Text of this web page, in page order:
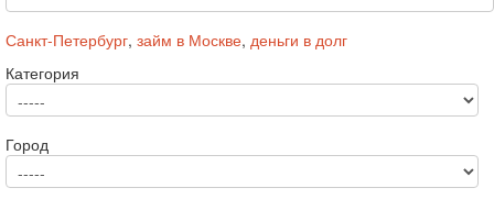
Санкт-Петербург, займ в Москве, деньги в долг
Категория
Город